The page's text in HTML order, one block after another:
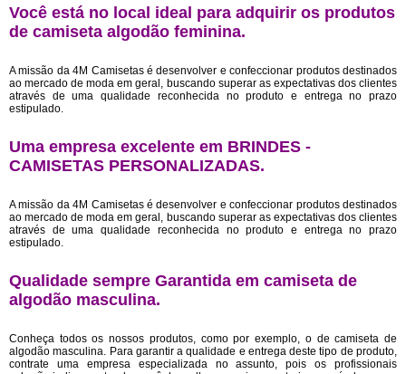
Você está no local ideal para adquirir os produtos
de camiseta algodão feminina.
A missão da 4M Camisetas é desenvolver e confeccionar produtos destinados
ao mercado de moda em geral, buscando superar as expectativas dos clientes
através de uma qualidade reconhecida no produto e entrega no prazo
estipulado.
Uma empresa excelente em BRINDES -
CAMISETAS PERSONALIZADAS.
A missão da 4M Camisetas é desenvolver e confeccionar produtos destinados
ao mercado de moda em geral, buscando superar as expectativas dos clientes
através de uma qualidade reconhecida no produto e entrega no prazo
estipulado.
Qualidade sempre Garantida em camiseta de
algodão masculina.
Conheça todos os nossos produtos, como por exemplo, o de camiseta de
algodão masculina. Para garantir a qualidade e entrega deste tipo de produto,
contrate uma empresa especializada no assunto, pois os profissionais